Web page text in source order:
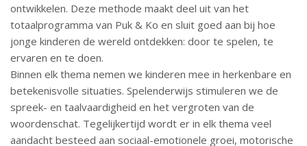
ontwikkelen. Deze methode maakt deel uit van het
totaalprogramma van Puk & Ko en sluit goed aan bij hoe
jonge kinderen de wereld ontdekken: door te spelen, te
ervaren en te doen.
Binnen elk thema nemen we kinderen mee in herkenbare en
betekenisvolle situaties. Spelenderwijs stimuleren we de
spreek- en taalvaardigheid en het vergroten van de
woordenschat. Tegelijkertijd wordt er in elk thema veel
aandacht besteed aan sociaal-emotionele groei, motorische